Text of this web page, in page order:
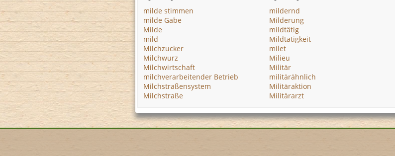
milde stimmen
milde Gabe
Milde
mild
Milchzucker
Milchwurz
Milchwirtschaft
milchverarbeitender Betrieb
Milchstraßensystem
Milchstraße
mildernd
Milderung
mildtätig
Mildtätigkeit
milet
Milieu
Militär
militärähnlich
Militäraktion
Militärarzt